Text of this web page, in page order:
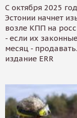
С октября 2025
Эстонии начнет
возле КПП на
- если их
месяц -
издание ERR